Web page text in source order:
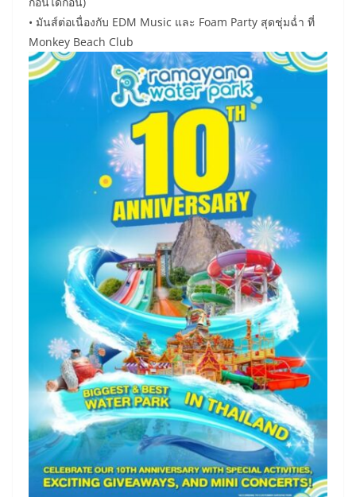
• มันส์ต่อเนื่องกับ EDM Music และ Foam Party สุดชุ่มฉ่ำ ที่
Monkey Beach Club